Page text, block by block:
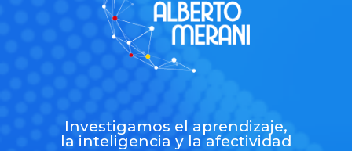
Investigamos el aprendizaje,
la inteligencia y la afectividad